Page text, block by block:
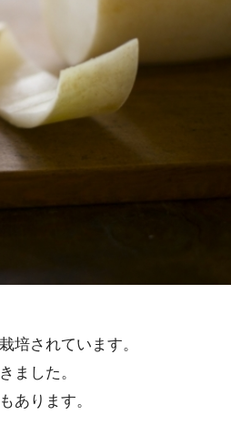
培されています。
ました。
あります。